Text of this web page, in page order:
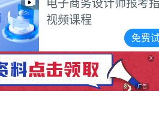
电子商务设计师报考指南
视频课程
免费试听
X
广告